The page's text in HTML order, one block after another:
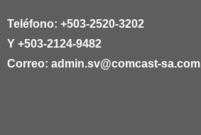
Teléfono: +503-2520-3202
Y +503-2124-9482
Correo: admin.sv@comcast-sa.com